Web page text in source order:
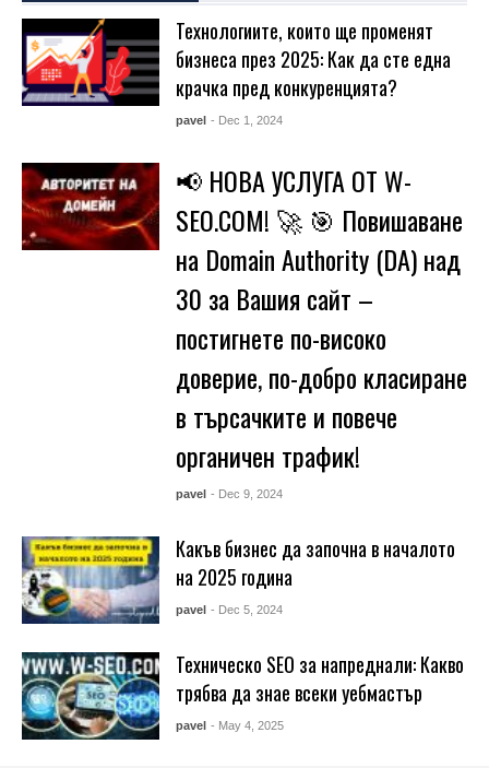
Технологиите, които ще променят
бизнеса през 2025: Как да сте една
крачка пред конкуренцията?
pavel - Dec 1, 2024
📢 НОВА УСЛУГА ОТ W-
SEO.COM! 🚀 🎯 Повишаване
на Domain Authority (DA) над
30 за Вашия сайт –
постигнете по-високо
доверие, по-добро класиране
в търсачките и повече
органичен трафик!
pavel - Dec 9, 2024
Какъв бизнес да започна в началото
на 2025 година
pavel - Dec 5, 2024
Техническо SEO за напреднали: Какво
трябва да знае всеки уебмастър
pavel - May 4, 2025